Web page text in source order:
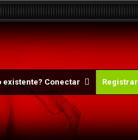
existente? Conectar Registrar